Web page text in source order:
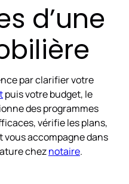
d’une
par clarifier votre
puis votre budget, le
des programmes
vérifie les plans,
vous accompagne dans
cheznotaire.